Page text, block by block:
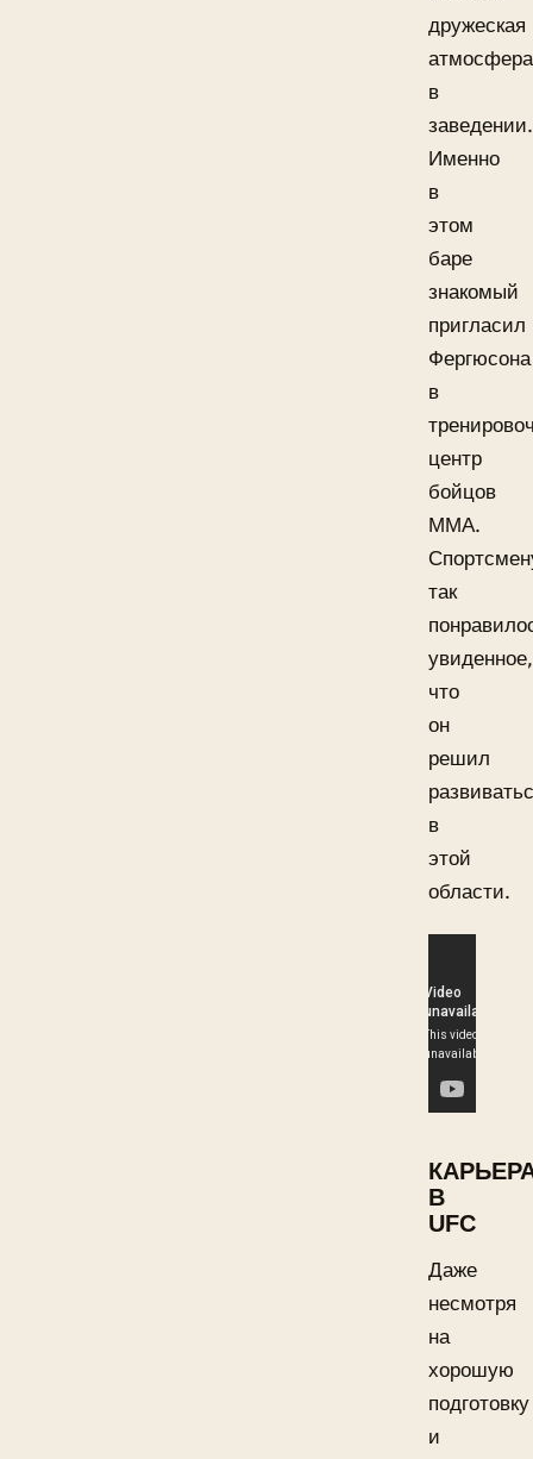
дружеская
атмосфера
в
заведении.
Именно
в
этом
баре
знакомый
пригласил
Фергюсона
в
центр
бойцов
ММА.
так
увиденное,
что
он
решил
в
этой
области.
В
UFC
Даже
несмотря
на
хорошую
подготовку
и